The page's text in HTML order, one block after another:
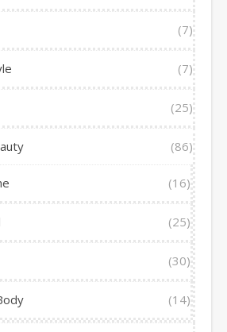
(7)
(7)
(25)
(86)
(16)
(25)
(30)
(14)